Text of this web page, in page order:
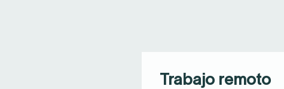
Trabajo remoto